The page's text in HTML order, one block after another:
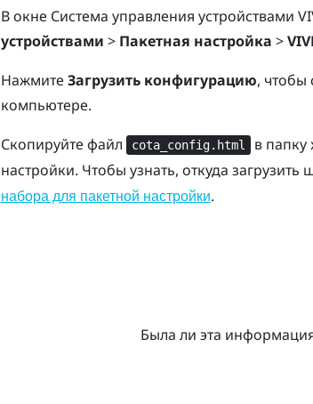
В окне Система управления устройствами
устройствами > Пакетная настройка >
Нажмите Загрузить конфигурацию, чтобы
компьютере.
Скопируйте файл
cota_config.html в папку
настройки. Чтобы узнать, откуда
набора для пакетной настройки.
Была ли эта